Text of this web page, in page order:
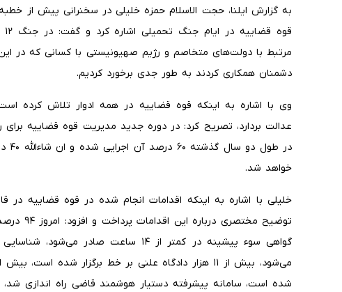
به گزارش ایلنا، حجت الاسلام حمزه خلیلی در سخنرانی پیش از
مرتبط با دولت‌های متخاصم و رژیم صهیونیستی با کسانی که در
دشمنان همکاری کردند به طور جدی برخورد کردیم.
وی با اشاره به اینکه قوه قضاییه در همه ادوار تلاش کرده
عدالت بردارد، تصریح کرد: در دوره جدید مدیریت قوه قضاییه
خواهد شد.
توضیح